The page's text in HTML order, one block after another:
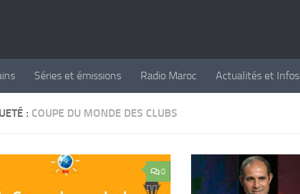
Séries et émissions Radio Maroc Actualités et Infos
: COUPE DU MONDE DES CLUBS
0